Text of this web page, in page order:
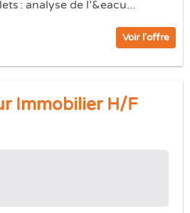
: analyse de l’&eacu...
Voir l'offre
Immobilier H/F